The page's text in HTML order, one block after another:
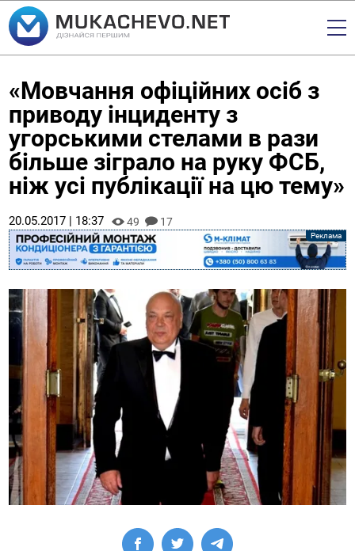
«Мовчання офіційних осіб з
приводу інциденту з
угорськими стелами в рази
більше зіграло на руку ФСБ,
ніж усі публікації на цю тему»
20.05.2017 | 18:37 49 17